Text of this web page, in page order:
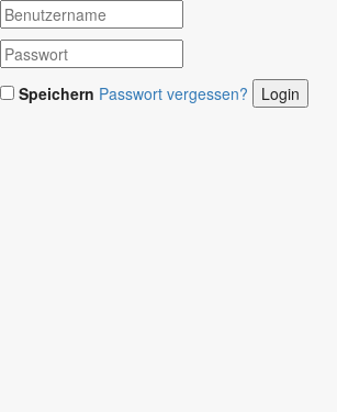
Speichern Passwort vergessen?